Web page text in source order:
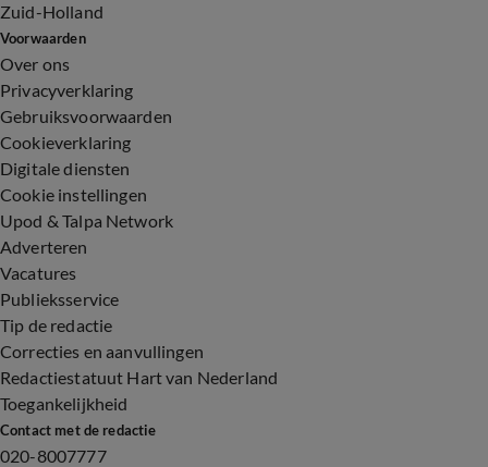
Zuid-Holland
Voorwaarden
Over ons
Privacyverklaring
Gebruiksvoorwaarden
Cookieverklaring
Digitale diensten
Cookie instellingen
Upod & Talpa Network
Adverteren
Vacatures
Publieksservice
Tip de redactie
Correcties en aanvullingen
Redactiestatuut Hart van Nederland
Toegankelijkheid
Contact met de redactie
020-8007777